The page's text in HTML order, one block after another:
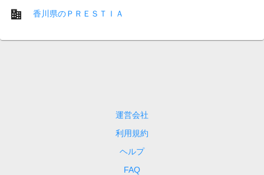
香川県のＰＲＥＳＴＩＡ
運営会社
利用規約
ヘルプ
FAQ